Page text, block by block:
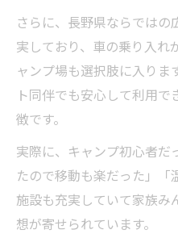
さらに、長野県ならでは
実しており、車の乗り入れ
ャンプ場も選択肢に入りま
ト同伴でも安心して利用
徴です。
実際に、キャンプ初心者だ
たので移動も楽だった」
施設も充実していて家族み
想が寄せられています。